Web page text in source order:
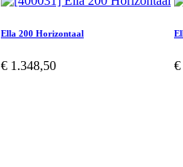
Ella 200 Horizontaal
€ 1.348,50 €